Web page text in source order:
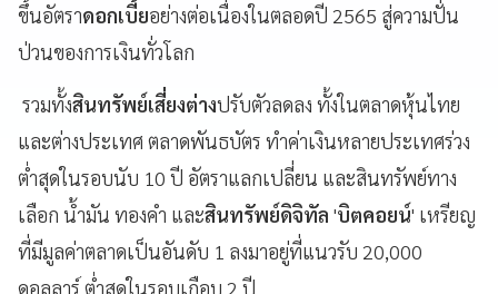
ขึ้นอัตราดอกเบี้ยอย่างต่อเนื่องในตลอดปี 2565 สู่ความปั่น
ป่วนของการเงินทั่วโลก
รวมทั้งสินทรัพย์เสี่ยงต่างปรับตัวลดลง ทั้งในตลาดหุ้นไทย
และต่างประเทศ ตลาดพันธบัตร ทำค่าเงินหลายประเทศร่วง
ต่ำสุดในรอบนับ 10 ปี อัตราแลกเปลี่ยน และสินทรัพย์ทาง
เลือก น้ำมัน ทองคำ และสินทรัพย์ดิจิทัล 'บิตคอยน์' เหรียญ
ที่มีมูลค่าตลาดเป็นอันดับ 1 ลงมาอยู่ที่แนวรับ 20,000
ดอลลาร์ ต่ำสุดในรอบเกือบ 2 ปี